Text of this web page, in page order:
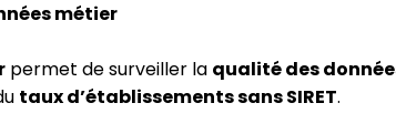
métier
permet de surveiller la qualité des
taux d’établissements sans SIRET.